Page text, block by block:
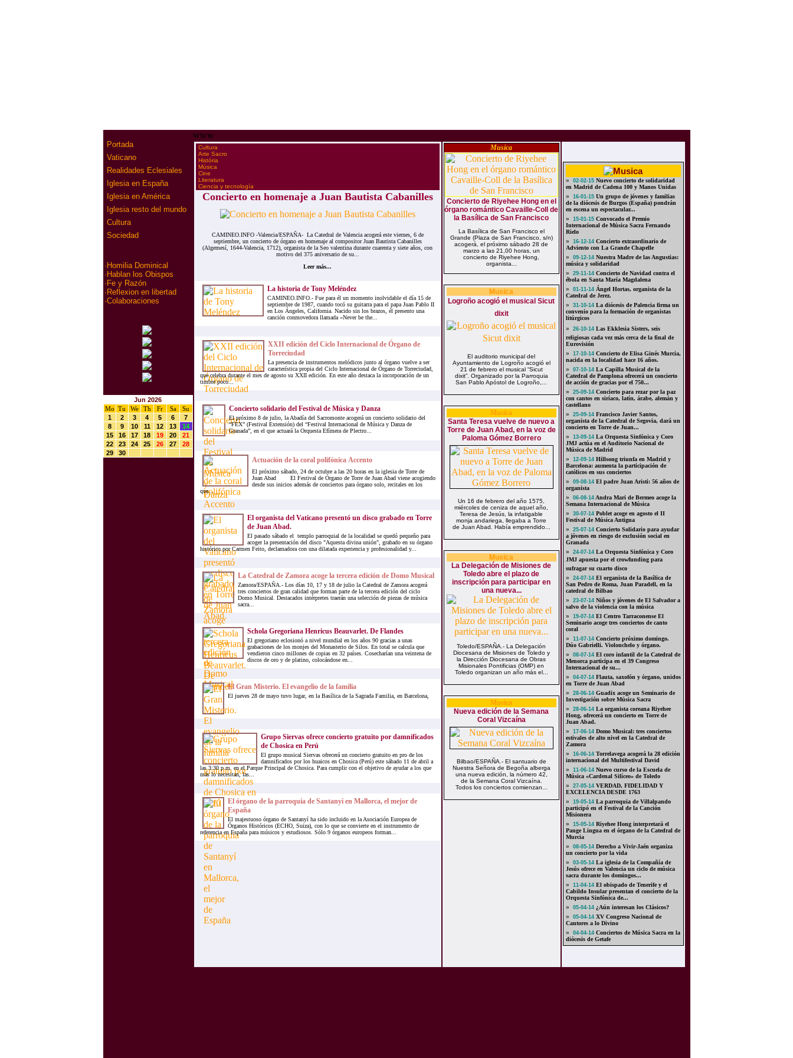
Portada
Vaticano
Realidades Eclesiales
Iglesia en España
Iglesia en América
Iglesia resto del mundo
Cultura
Sociedad
· Homilia Dominical
· Hablan los Obispos
· Fe y Razón
· Reflexion en libertad
·Colaboraciones
Jun 2026
Mo Tu We Th Fr Sa
Su
1
2 3 4 5 6
7
8
9 10 11 12 13
14
15
16 17 18 19 20
21
22
23 24 25 26 27
28
29
30
www
·Cultura
·Arte Sacro
·História
·Música
·Cine
·Literatura
·Ciencia y tecnología
Concierto en homenaje a Juan Bautista Cabanilles
CAMINEO.INFO -Valencia/ESPAÑA- La Catedral de Valencia acogerá este viernes, 6 de
septiembre, un concierto de órgano en homenaje al compositor Juan Bautista Cabanilles
(Algemesí, 1644-Valencia, 1712), organista de la Seo valentina durante cuarenta y siete años, con
motivo del 375 aniversario de su...
Leer más...
La historia de Tony Meléndez
CAMINEO.INFO.- Fue para él un momento inolvidable el día 15 de
septiembre de 1987, cuando tocó su guitarra para el papa Juan Pablo II
en Los Ángeles, California. Nacido sin los brazos, él presento una
canción conmovedora llamada «Never be the...
XXII edición del Ciclo Internacional de Órgano de
Torreciudad
La presencia de instrumentos melódicos junto al órgano vuelve a ser
característica propia del Ciclo Internacional de Órgano de Torreciudad,
que celebra durante el mes de agosto su XXII edición. En este año destaca la incorporación de un
timbre poco...
Concierto solidario del Festival de Música y Danza
El próximo 8 de julio, la Abadía del Sacromonte acogerá un concierto solidario del
“FEX” (Festival Extensión) del “Festival Internacional de Música y Danza de
Granada”, en el que actuará la Orquesta Efímera de Plectro...
Actuación de la coral polifónica Accento
El próximo sábado, 24 de octubre a las 20 horas en la iglesia de Torre de
Juan Abad El Festival de Órgano de Torre de Juan Abad viene acogiendo
desde sus inicios además de conciertos para órgano solo, recitales en los
que...
El organista del Vaticano presentó un disco grabado en Torre
de Juan Abad.
El pasado sábado el templo parroquial de la localidad se quedó pequeño para
acoger la presentación del disco "Aquesta divina unión", grabado en su órgano
histórico por Carmen Feito, declamadora con una dilatada experiencia y profesionalidad y...
La Catedral de Zamora acoge la tercera edición de Domo Musical
Zamora/ESPAÑA.- Los días 10, 17 y 18 de julio la Catedral de Zamora acogerá
tres conciertos de gran calidad que forman parte de la tercera edición del ciclo
Domo Musical. Destacados intérpretes traerán una selección de piezas de música
sacra...
Schola Gregoriana Henricus Beauvarlet. De Flandes
El gregoriano eclosionó a nivel mundial en los años 90 gracias a unas
grabaciones de los monjes del Monasterio de Silos. En total se calcula que
vendieron cinco millones de copias en 32 países. Cosecharían una veintena de
discos de oro y de platino, colocándose en...
El Gran Misterio. El evangelio de la familia
El jueves 28 de mayo tuvo lugar, en la Basílica de la Sagrada Familia, en Barcelona,
Grupo Siervas ofrece concierto gratuito por damnificados
de Chosica en Perú
El grupo musical Siervas ofrecerá un concierto gratuito en pro de los
damnificados por los huaicos en Chosica (Perú) este sábado 11 de abril a
las 3:30 p.m. en el Parque Principal de Chosica. Para cumplir con el objetivo de ayudar a los que
más lo necesitan, las...
El órgano de la parroquia de Santanyí en Mallorca, el mejor de
España
El majestuoso órgano de Santanyí ha sido incluido en la Asociación Europea de
Órganos Históricos (ECHO, Suiza), con lo que se convierte en el instrumento de
referencia en España para músicos y estudiosos. Sólo 9 órganos europeos forman...
Musica
Concierto de Riyehee Hong en el
órgano romántico Cavaille-Coll de
la Basílica de San Francisco
La Basílica de San Francisco el
Grande (Plaza de San Francisco, s/n)
acogerá, el próximo sábado 28 de
marzo a las 21,00 horas, un
concierto de Riyehee Hong,
organista...
Musica
Logroño acogió el musical Sicut
dixit
El auditorio municipal del
Ayuntamiento de Logroño acogió el
21 de febrero el musical “Sicut
dixit”. Organizado por la Parroquia
San Pablo Apóstol de Logroño,...
Musica
Santa Teresa vuelve de nuevo a
Torre de Juan Abad, en la voz de
Paloma Gómez Borrero
Un 16 de febrero del año 1575,
miércoles de ceniza de aquel año,
Teresa de Jesús, la infatigable
monja andariega, llegaba a Torre
de Juan Abad. Había emprendido...
Musica
La Delegación de Misiones de
Toledo abre el plazo de
inscripción para participar en
una nueva...
Toledo/ESPAÑA.- La Delegación
Diocesana de Misiones de Toledo y
la Dirección Diocesana de Obras
Misionales Pontificias (OMP) en
Toledo organizan un año más el...
Musica
Nueva edición de la Semana
Coral Vizcaína
Bilbao/ESPAÑA.- El santuario de
Nuestra Señora de Begoña alberga
una nueva edición, la número 42,
de la Semana Coral Vizcaína.
Todos los conciertos comienzan...
» 02-02-15Nuevo concierto de solidaridad
en Madrid de Cadena 100 y Manos Unidas
»
16-01-15Un grupo de jóvenes y familias
de la diócesis de Burgos (España) pondrán
en escena un espectacular...
»
15-01-15Convocado el Premio
Internacional de Música Sacra Fernando
Rielo
»
16-12-14Concierto extraordinario de
Adviento con La Grande Chapelle
»
09-12-14Nuestra Madre de las Angustias:
música y solidaridad
»
29-11-14Concierto de Navidad contra el
ébola en Santa María Magdalena
»
01-11-14Ángel Hortas, organista de la
Catedral de Jerez.
»
31-10-14La diócesis de Palencia firma un
convenio para la formación de organistas
litúrgicos
»
26-10-14Las Ekklesia Sisters, seis
religiosas cada vez más cerca de la final de
Eurovisión
»
17-10-14Concierto de Elisa Ginés Murcia,
nacida en la localidad hace 16 años.
»
07-10-14La Capilla Musical de la
Catedral de Pamplona ofrecerá un concierto
de acción de gracias por el 750...
»
25-09-14Concierto para rezar por la paz
con cantos en siríaco, latín, árabe, alemán y
castellano
»
25-09-14Francisco Javier Santos,
organista de la Catedral de Segovia, dará un
concierto en Torre de Juan...
»
13-09-14La Orquesta Sinfónica y Coro
JMJ actúa en el Auditorio Nacional de
Música de Madrid
»
12-09-14Hillsong triunfa en Madrid y
Barcelona: aumenta la participación de
católicos en sus conciertos
»
09-08-14El padre Juan Aristi: 56 años de
organista
»
06-08-14Andra Mari de Bermeo acoge la
Semana Internacional de Música
»
30-07-14Poblet acoge en agosto el II
Festival de Música Antigua
»
25-07-14Concierto Solidario para ayudar
a jóvenes en riesgo de exclusión social en
Granada
»
24-07-14La Orquesta Sinfónica y Coro
JMJ apuesta por el crowfunding para
sufragar su cuarto disco
»
24-07-14El organista de la Basílica de
San Pedro de Roma, Juan Paradell, en la
catedral de Bilbao
»
23-07-14Niños y jóvenes de El Salvador a
salvo de la violencia con la música
»
19-07-14El Centro Tarraconense El
Seminario acoge tres conciertos de canto
coral
»
11-07-14Concierto próximo domingo.
Dúo Gabrielli. Violonchelo y órgano.
»
08-07-14El coro infantil de la Catedral de
Menorca participa en el 39 Congreso
Internacional de su...
»
04-07-14Flauta, saxofón y órgano, unidos
en Torre de Juan Abad
»
28-06-14Guadix acoge un Seminario de
Investigación sobre Música Sacra
»
28-06-14La organista coreana Riyehee
Hong, ofrecerá un concierto en Torre de
Juan Abad.
»
17-06-14Domo Musical: tres conciertos
estivales de alto nivel en la Catedral de
Zamora
»
16-06-14Torrelavega acogerá la 28 edición
internacional del Multifestival David
»
11-06-14Nuevo curso de la Escuela de
Música «Cardenal Silíceo» de Toledo
»
27-05-14VERDAD, FIDELIDAD Y
EXCELENCIA DESDE 1763
»
19-05-14La parroquia de Villalpando
participó en el Festival de la Canción
Misionera
»
15-05-14Riyehee Hong interpretará el
Pange Lingua en el órgano de la Catedral de
Murcia
»
08-05-14Derecho a Vivir-Jaén organiza
un concierto por la vida
»
03-05-14La iglesia de la Compañía de
Jesús ofrece en Valencia un ciclo de música
sacra durante los domingos...
»
11-04-14El obispado de Tenerife y el
Cabildo Insular presentan el concierto de la
Orquesta Sinfónica de...
»
05-04-14¿Aún interesan los Clásicos?
»
05-04-14XV Congreso Nacional de
Cantores a lo Divino
»
04-04-14Conciertos de Música Sacra en la
diócesis de Getafe